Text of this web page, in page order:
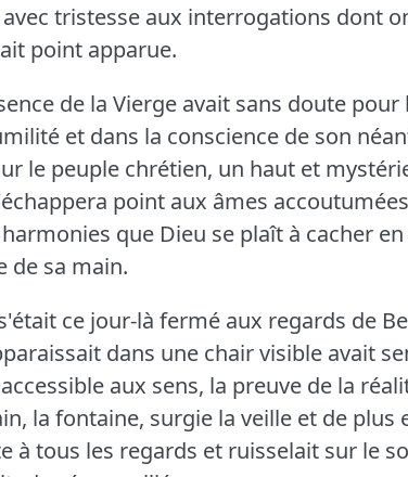
tristesse aux interrogations dont
point apparue.
de la Vierge avait sans doute
et dans la conscience de son
le peuple chrétien, un haut et
point aux âmes
que Dieu se plaît à cacher
de sa main.
ce jour-là fermé aux regards de
dans une chair visible avait
aux sens, la preuve de la
la fontaine, surgie la veille et de plus
à tous les regards et ruisselait sur le